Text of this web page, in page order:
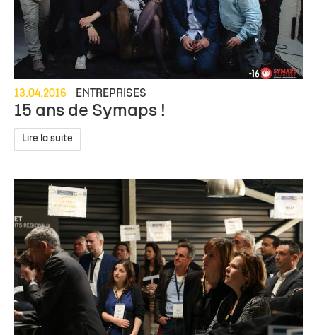
13.04.2016 ENTREPRISES
15 ans de Symaps !
Lire la suite